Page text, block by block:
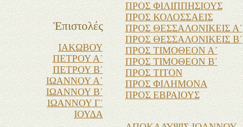
Ἐπιστολές
ΙΑΚΩΒΟΥ
ΠΕΤΡΟΥ Α΄
ΠΕΤΡΟΥ Β΄
ΙΩΑΝΝΟΥ Α΄
ΙΩΑΝΝΟΥ Β΄
ΙΩΑΝΝΟΥ Γ΄
ΙΟΥΔΑ
ΠΡΟΣ ΦΙΛΙΠΠΗΣΙΟΥΣ
ΠΡΟΣ ΚΟΛΟΣΣΑΕΙΣ
ΠΡΟΣ ΘΕΣΣΑΛΟΝΙΚΕΙΣ Α΄
ΠΡΟΣ ΘΕΣΣΑΛΟΝΙΚΕΙΣ Β΄
ΠΡΟΣ ΤΙΜΟΘΕΟΝ Α΄
ΠΡΟΣ ΤΙΜΟΘΕΟΝ Β΄
ΠΡΟΣ ΤΙΤΟΝ
ΠΡΟΣ ΦΙΛΗΜΟΝΑ
ΠΡΟΣ ΕΒΡΑΙΟΥΣ